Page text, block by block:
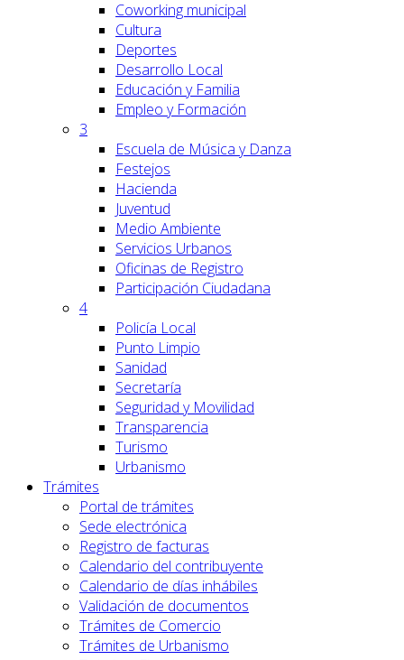
Coworking municipal
Cultura
Deportes
Desarrollo Local
Educación y Familia
Empleo y Formación
3
Escuela de Música y Danza
Festejos
Hacienda
Juventud
Medio Ambiente
Servicios Urbanos
Oficinas de Registro
Participación Ciudadana
4
Policía Local
Punto Limpio
Sanidad
Secretaría
Seguridad y Movilidad
Transparencia
Turismo
Urbanismo
Trámites
Portal de trámites
Sede electrónica
Registro de facturas
Calendario del contribuyente
Calendario de días inhábiles
Validación de documentos
Trámites de Comercio
Trámites de Urbanismo